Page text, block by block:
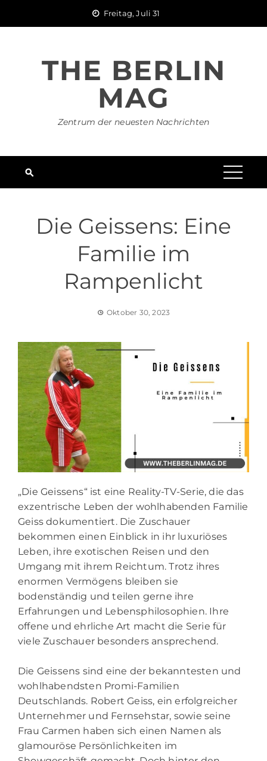
Freitag, Juli 31
THE BERLIN
MAG
Zentrum der neuesten Nachrichten
Die Geissens: Eine
Familie im
Rampenlicht
Oktober 30, 2023
„Die Geissens“ ist eine Reality-TV-Serie, die das
exzentrische Leben der wohlhabenden Familie
Geiss dokumentiert. Die Zuschauer
bekommen einen Einblick in ihr luxuriöses
Leben, ihre exotischen Reisen und den
Umgang mit ihrem Reichtum. Trotz ihres
enormen Vermögens bleiben sie
bodenständig und teilen gerne ihre
Erfahrungen und Lebensphilosophien. Ihre
offene und ehrliche Art macht die Serie für
viele Zuschauer besonders ansprechend.
Die Geissens sind eine der bekanntesten und
wohlhabendsten Promi-Familien
Deutschlands. Robert Geiss, ein erfolgreicher
Unternehmer und Fernsehstar, sowie seine
Frau Carmen haben sich einen Namen als
glamouröse Persönlichkeiten im